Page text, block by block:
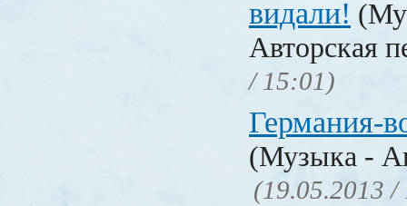
видали!
Авторская
/ 15:01)
Германия-
(Музыка -
(19.05.2013 /